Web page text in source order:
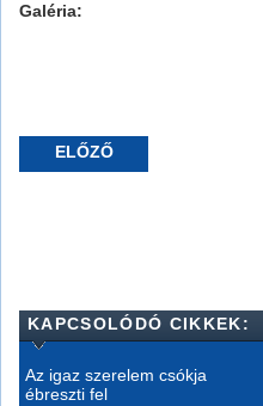
Galéria:
ELŐZŐ
KAPCSOLÓDÓ CIKKEK:
Az igaz szerelem csókja
ébreszti fel